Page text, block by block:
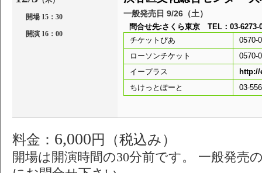
開場 15：30
開演 16：00
一般発売日 9/26（土）
問合せ先:さくら東京 TEL：03-6273-
チケットぴあ
0570-
ローソンチケット
0570-
イープラス
ちけっとぽーと
03-
料金： 6,000円（税込み）
開場は開演時間の30分前です。 一般発売